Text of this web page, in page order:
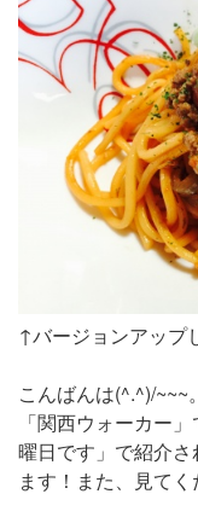
↑バージョンアップ
こんばんは(^.^)/~~~
「関西ウォーカー
曜日です」で紹介さ
ます！また、見てく